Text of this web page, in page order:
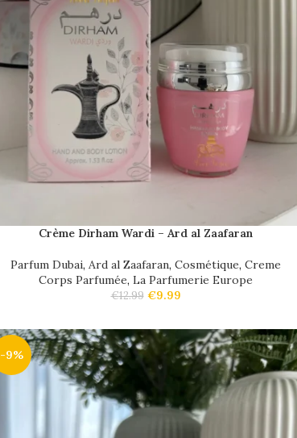
Crème Dirham Wardi – Ard al Zaafaran
Parfum Dubai, Ard al Zaafaran, Cosmétique, Creme
Corps Parfumée, La Parfumerie Europe
€12.99 €9.99
-9%